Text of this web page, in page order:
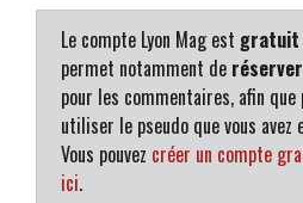
Le compte Lyon Mag est
permet notamment de
pour les commentaires, afin que
utiliser le pseudo que vous avez
Vous pouvez créer un compte
ici.